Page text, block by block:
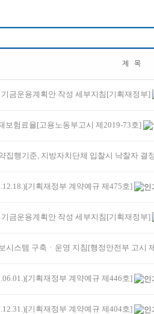
제 목
금운용계획안 작성 세부지침[기획재정부]
보험료율[고용노동부고시 제2019-73호]
집행기준, 지방자치단체 입찰시 낙찰자
기획재정부 계약예규 제475호]
금운용계획안 작성 세부지침[기획재정부]
시스템 구축ㆍ운영 지침[행정안전부 고시
기획재정부 계약예규 제446호]
기획재정부 계약예규 제404호]